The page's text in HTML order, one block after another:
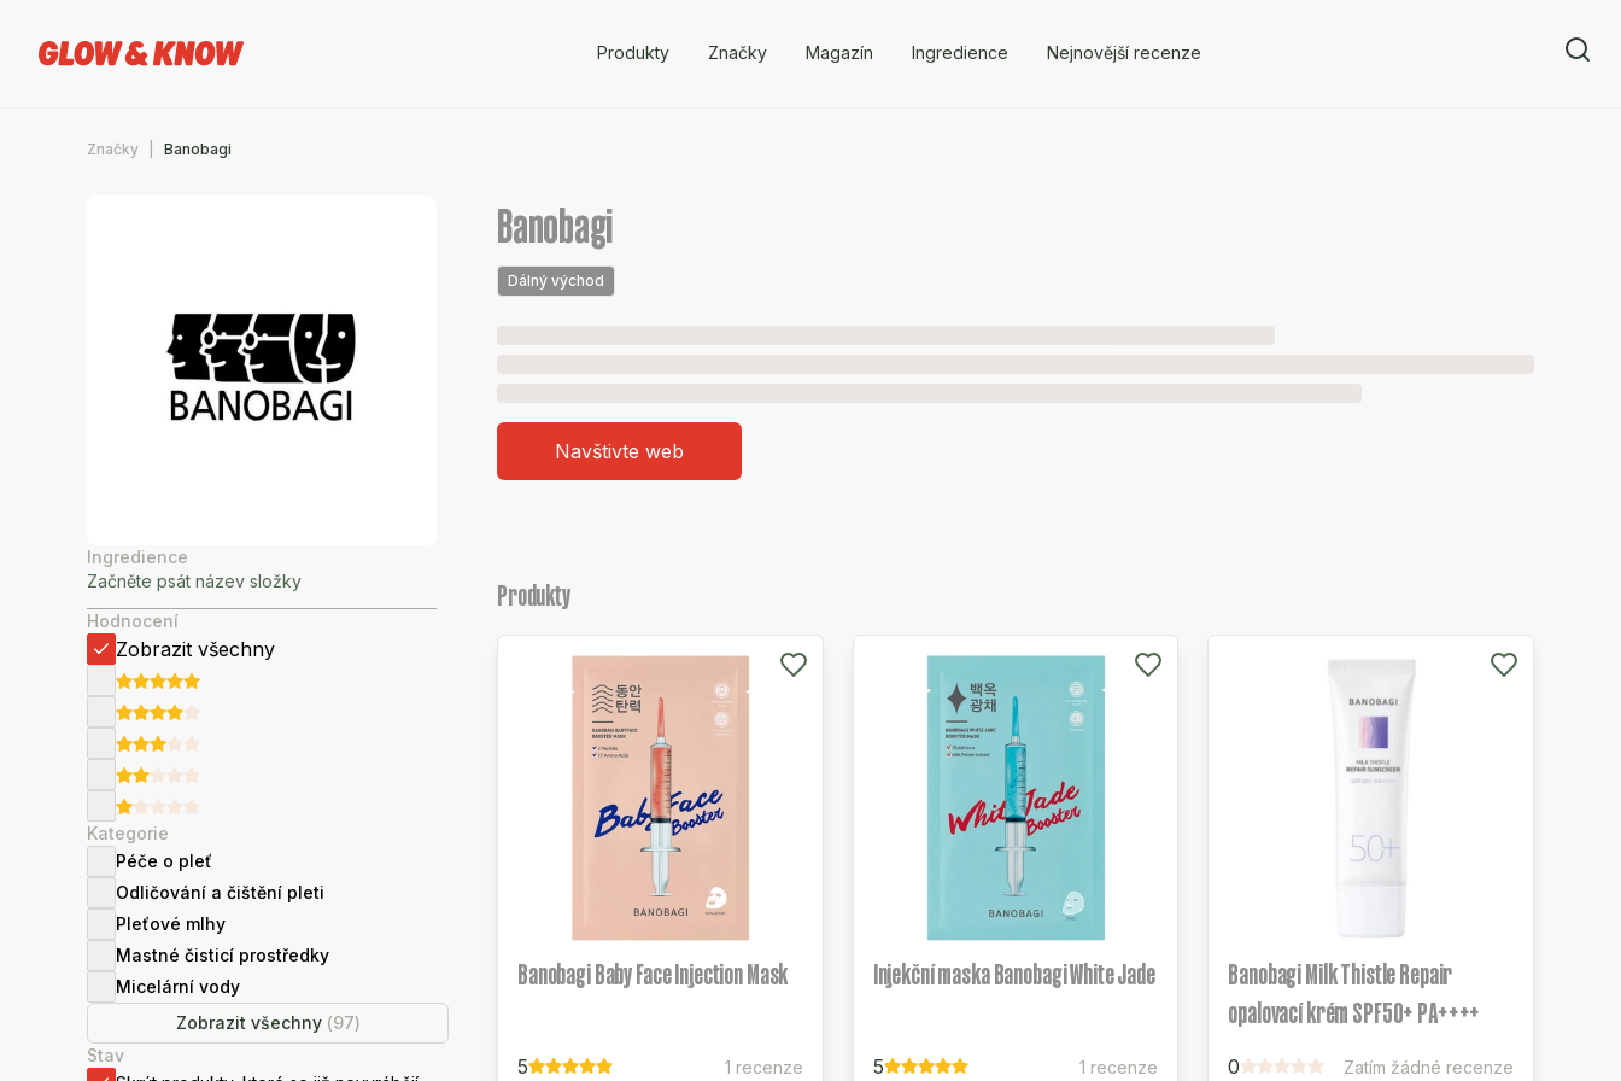
Produkty Značky Magazín Ingredience Nejnovější recenze
Značky Banobagi
Ingredience
Hodnocení
Zobrazit všechny
Kategorie
Péče o pleť
Odličování a čištění pleti
Pleťové mlhy
Mastné čisticí prostředky
Micelární vody
Zobrazit všechny (97)
Stav
Banobagi
Dálný východ
Navštivte web
Produkty
Banobagi Baby Face Injection Mask
5 1 recenze
Injekční maska Banobagi White Jade
5 1 recenze
Banobagi Milk Thistle Repair
opalovací krém SPF50+ PA++++
0 Zatím žádné recenze